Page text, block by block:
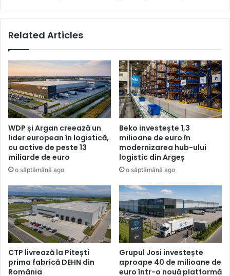
Related Articles
WDP și Argan creează un
lider european în logistică,
cu active de peste 13
miliarde de euro
o săptămână ago
Beko investește 1,3
milioane de euro în
modernizarea hub-ului
logistic din Argeș
o săptămână ago
CTP livrează la Pitești
prima fabrică DEHN din
România
Grupul Josi investește
aproape 40 de milioane de
euro într-o nouă platformă